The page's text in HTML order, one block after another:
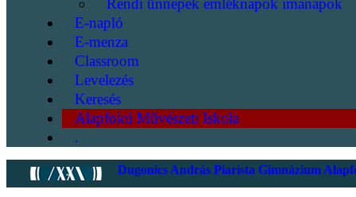
Rendi ünnepek emléknapok imanapok
E-napló
E-menza
Classroom
Levelezés
Keresés
Alapfokú Művészeti Iskola
.
Dugonics András Piarista Gimnázium